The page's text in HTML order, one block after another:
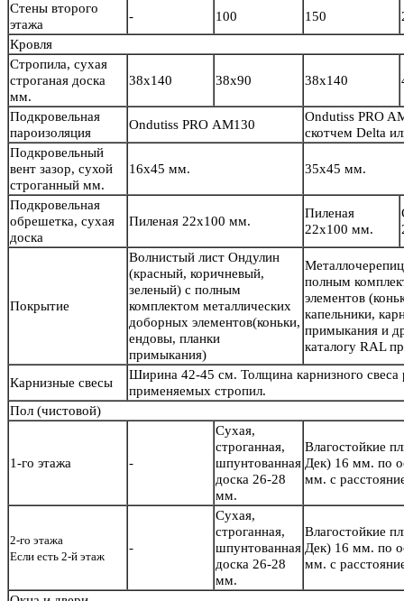
Стены второго
этажа
- 100 150
Кровля
Стропила, сухая
строганая доска
мм.
38х140 38х90 38х140
Подкровельная
пароизоляция
Ondutiss PRO АМ130
Ondutiss PRO
скотчем Delta
Подкровельный
вент зазор, сухой
строганный мм.
16х45 мм. 35х45 мм.
Подкровельная
обрешетка, сухая
доска
Пиленая 22х100 мм.
Пиленая
22х100 мм.
Покрытие
Волнистый лист Ондулин
(красный, коричневый,
зеленый) с полным
комплектом металлических
доборных элементов(коньки,
ендовы, планки
примыкания)
полным
элементов
капельники,
примыкания и
каталогу RAL
Карнизные свесы
Ширина 42-45 см. Толщина карнизного свеса
применяемых стропил.
Пол (чистовой)
1-го этажа -
Сухая,
строганная,
шпунтованная
доска 26-28
мм.
Влагостойкие
Дек) 16 мм. по
мм. с
2-го этажа
Если есть 2-й этаж
-
Сухая,
строганная,
шпунтованная
доска 26-28
мм.
Влагостойкие
Дек) 16 мм. по
мм. с